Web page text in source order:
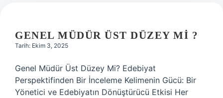
GENEL MÜDÜR ÜST DÜZEY MI ?
Tarih: Ekim 3, 2025
Genel Müdür Üst Düzey Mi? Edebiyat
Perspektifinden Bir İnceleme Kelimenin Gücü: Bir
Yönetici ve Edebiyatın Dönüştürücü Etkisi Her